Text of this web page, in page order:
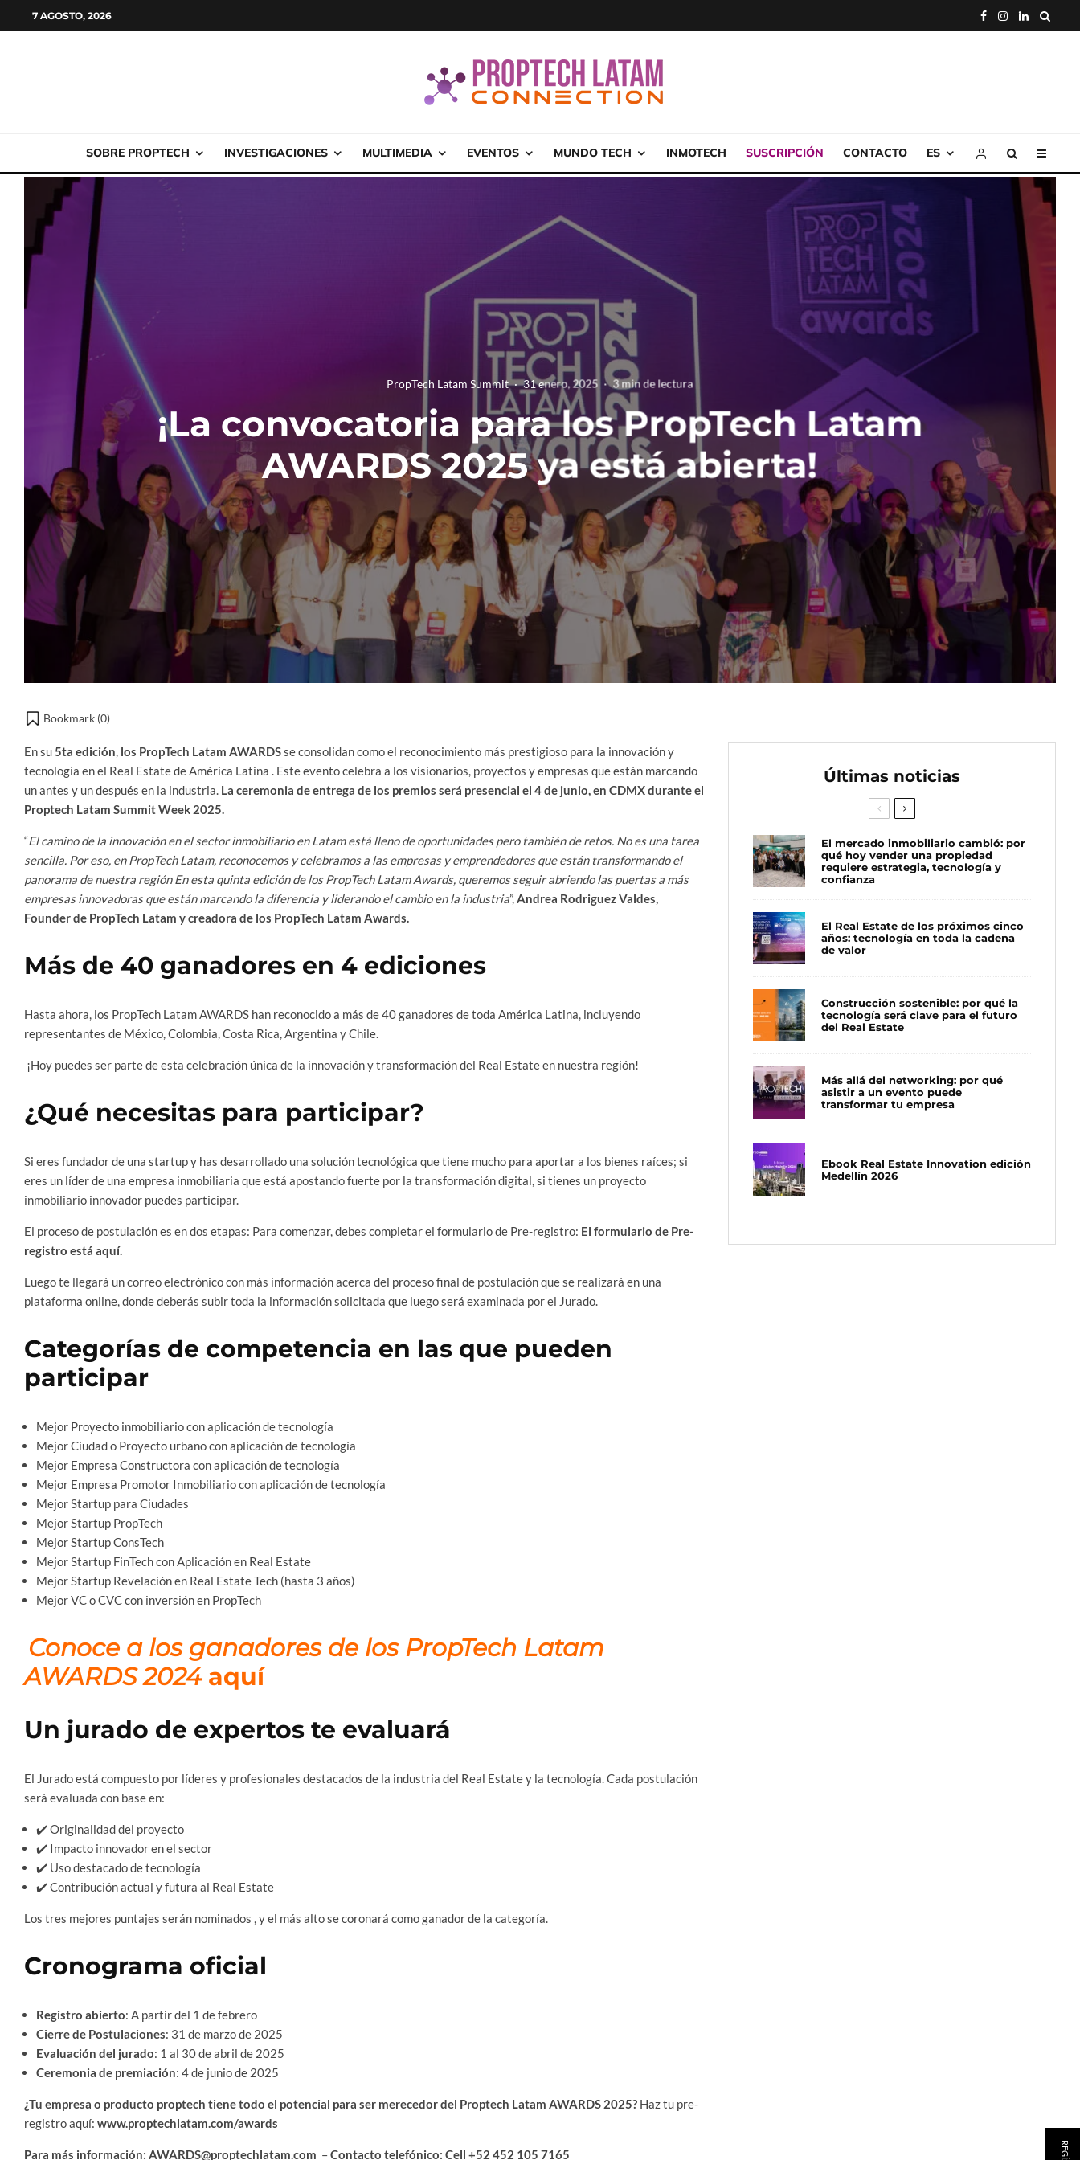
7 AGOSTO, 2026
SOBRE PROPTECH INVESTIGACIONES MULTIMEDIA EVENTOS MUNDO TECH INMOTECH SUSCRIPCIÓN CONTACTO ES
PropTech Latam Summit · 31 enero, 2025 · 3 min de lectura
¡La convocatoria para los PropTech Latam
AWARDS 2025 ya está abierta!
Bookmark (0)
En su5ta edición, los PropTech Latam AWARDSse consolidan como el reconocimiento más prestigioso para la innovación y
tecnología en el Real Estate de América Latina . Este evento celebra a los visionarios, proyectos y empresas que están marcando
un antes y un después en la industria. La ceremonia de entrega de los premios será presencial el 4 de junio, en CDMX durante el
Proptech Latam Summit Week 2025.
“El camino de la innovación en el sector inmobiliario en Latam está lleno de oportunidades pero también de retos. No es una tarea
sencilla. Por eso, en PropTech Latam, reconocemos y celebramos a las empresas y emprendedores que están transformando el
panorama de nuestra región En esta quinta edición de los PropTech Latam Awards, queremos seguir abriendo las puertas a más
empresas innovadoras que están marcando la diferencia y liderando el cambio en la industria”,Andrea Rodriguez Valdes,
Founder de PropTech Latam y creadora de los PropTech Latam Awards.
Más de 40 ganadores en 4 ediciones
Hasta ahora, los PropTech Latam AWARDS han reconocido a más de 40 ganadores de toda América Latina, incluyendo
representantes de México, Colombia, Costa Rica, Argentina y Chile.
¡Hoy puedes ser parte de esta celebración única de la innovación y transformación del Real Estate en nuestra región!
¿Qué necesitas para participar?
Si eres fundador de una startup y has desarrollado una solución tecnológica que tiene mucho para aportar a los bienes raíces; si
eres un líder de una empresa inmobiliaria que está apostando fuerte por la transformación digital, si tienes un proyecto
inmobiliario innovador puedes participar.
El proceso de postulación es en dos etapas: Para comenzar, debes completar el formulario de Pre-registro: El formulario de Pre-
registro está aquí.
Luego te llegará un correo electrónico con más información acerca del proceso final de postulación que se realizará en una
plataforma online, donde deberás subir toda la información solicitada que luego será examinada por el Jurado.
Categorías de competencia en las que pueden
participar
Mejor Proyecto inmobiliario con aplicación de tecnología
Mejor Ciudad o Proyecto urbano con aplicación de tecnología
Mejor Empresa Constructora con aplicación de tecnología
Mejor Empresa Promotor Inmobiliario con aplicación de tecnología
Mejor Startup para Ciudades
Mejor Startup PropTech
Mejor Startup ConsTech
Mejor Startup FinTech con Aplicación en Real Estate
Mejor Startup Revelación en Real Estate Tech (hasta 3 años)
Mejor VC o CVC con inversión en PropTech
Conoce a los ganadores de los PropTech Latam
AWARDS 2024 aquí
Un jurado de expertos te evaluará
El Jurado está compuesto por líderes y profesionales destacados de la industria del Real Estate y la tecnología. Cada postulación
será evaluada con base en:
✔️ Originalidad del proyecto
✔️ Impacto innovador en el sector
✔️ Uso destacado de tecnología
✔️ Contribución actual y futura al Real Estate
Los tres mejores puntajes serán nominados , y el más alto se coronará como ganador de la categoría.
Cronograma oficial
Registro abierto: A partir del 1 de febrero
Cierre de Postulaciones: 31 de marzo de 2025
Evaluación del jurado: 1 al 30 de abril de 2025
Ceremonia de premiación: 4 de junio de 2025
¿Tu empresa o producto proptech tiene todo el potencial para ser merecedor del Proptech Latam AWARDS 2025? Haz tu pre-
registro aquí: www.proptechlatam.com/awards
Para más información: AWARDS@proptechlatam.com –Contacto telefónico: Cell +52 452 105 7165
Últimas noticias
El mercado inmobiliario cambió: por
qué hoy vender una propiedad
requiere estrategia, tecnología y
confianza
El Real Estate de los próximos cinco
años: tecnología en toda la cadena
de valor
Construcción sostenible: por qué la
tecnología será clave para el futuro
del Real Estate
Más allá del networking: por qué
asistir a un evento puede
transformar tu empresa
Ebook Real Estate Innovation edición
Medellín 2026